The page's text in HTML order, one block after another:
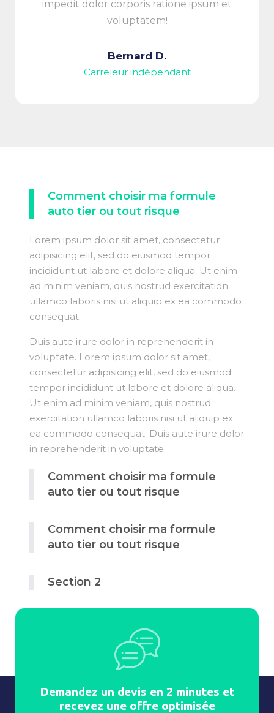
impedit dolor corporis ratione ipsum et
voluptatem!
Bernard D.
Carreleur indépendant
Comment choisir ma formule
auto tier ou tout risque
Lorem ipsum dolor sit amet, consectetur
adipisicing elit, sed do eiusmod tempor
incididunt ut labore et dolore aliqua. Ut enim
ad minim veniam, quis nostrud exercitation
ullamco laboris nisi ut aliquip ex ea commodo
consequat.
Duis aute irure dolor in reprehenderit in
voluptate. Lorem ipsum dolor sit amet,
consectetur adipisicing elit, sed do eiusmod
tempor incididunt ut labore et dolore aliqua.
Ut enim ad minim veniam, quis nostrud
exercitation ullamco laboris nisi ut aliquip ex
ea commodo consequat. Duis aute irure dolor
in reprehenderit in voluptate.
Comment choisir ma formule
auto tier ou tout risque
Comment choisir ma formule
auto tier ou tout risque
Section 2
Demandez un devis en 2 minutes et
recevez une offre optimisée